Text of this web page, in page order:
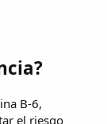
B-6,
el riesgo